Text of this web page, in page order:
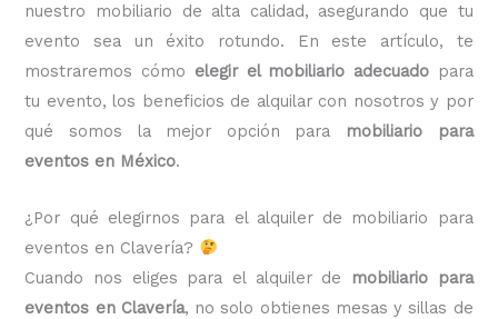
nuestro mobiliario de alta calidad, asegurando que tu
evento sea un éxito rotundo. En este artículo, te
mostraremos cómo elegir el mobiliario adecuadopara
tu evento, los beneficios de alquilar con nosotros y por
qué somos la mejor opción para
mobiliario para
eventos en México.
¿Por qué elegirnos para el alquiler de mobiliario para
eventos en Clavería?
Cuando nos eliges para el alquiler de
mobiliario para
eventos en Clavería, no solo obtienes mesas y sillas de